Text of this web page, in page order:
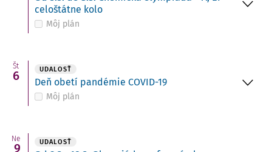
celoštátne kolo
Môj plán
Št
6 UDALOSŤ
Deň obetí pandémie COVID-19
Môj plán
Ne
9 UDALOSŤ